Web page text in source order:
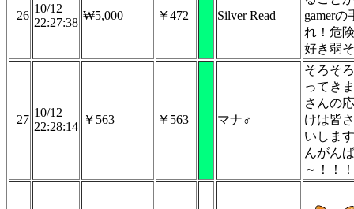
26
10/12
22:27:38
₩5,000 ￥472 Silver Read
gamerの
れ！危
好き弱
27
10/12
22:28:14
￥563 ￥563 マナ♂
そろそ
ってき
さんの
けは皆
いしま
んがん
～！！！